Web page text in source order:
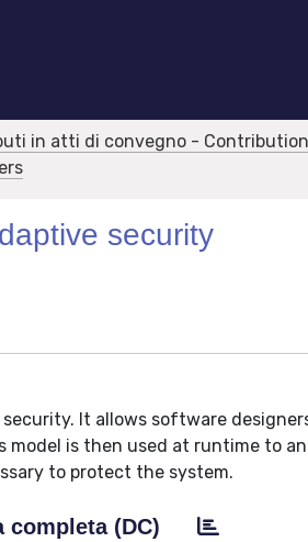
in atti di convegno -
security
It allows software
is then used at runtime to
to protect the system.
completa (DC)